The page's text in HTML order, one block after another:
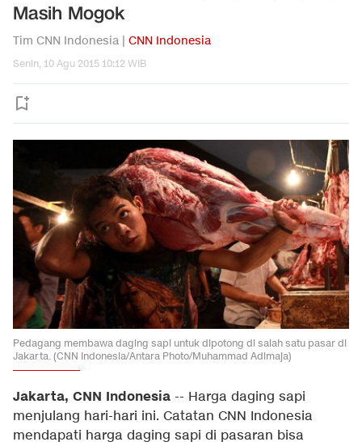
Masih Mogok
Tim CNN Indonesia | CNN Indonesia
Senin, 10 Agu 2015 10:12 WIB
Pedagang membawa daging sapi untuk dipotong di salah satu pasar di
Jakarta. (CNN Indonesia/Antara Photo/Muhammad Adimaja)
Jakarta, CNN Indonesia -- Harga daging sapi
menjulang hari-hari ini. Catatan CNN Indonesia
mendapati harga daging sapi di pasaran bisa